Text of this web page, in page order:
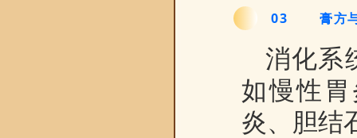
03 膏方
消化系
如慢性
炎、胆结